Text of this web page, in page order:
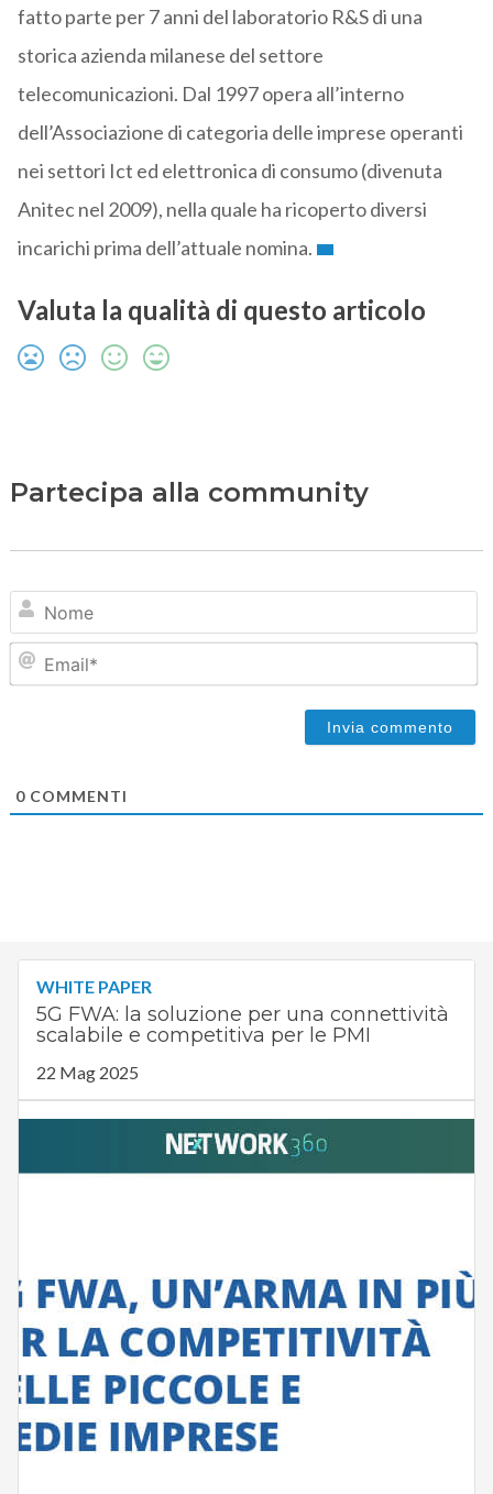
fatto parte per 7 anni del laboratorio R&S di una
storica azienda milanese del settore
telecomunicazioni. Dal 1997 opera all’interno
dell’Associazione di categoria delle imprese operanti
nei settori Ict ed elettronica di consumo (divenuta
Anitec nel 2009), nella quale ha ricoperto diversi
incarichi prima dell’attuale nomina.
Valuta la qualità di questo articolo
Partecipa alla community
0COMMENTI
WHITE PAPER
5G FWA: la soluzione per una connettività
scalabile e competitiva per le PMI
22 Mag 2025